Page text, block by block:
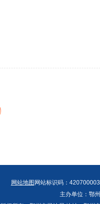
网站地图 网站标识码：
主办单位：鄂